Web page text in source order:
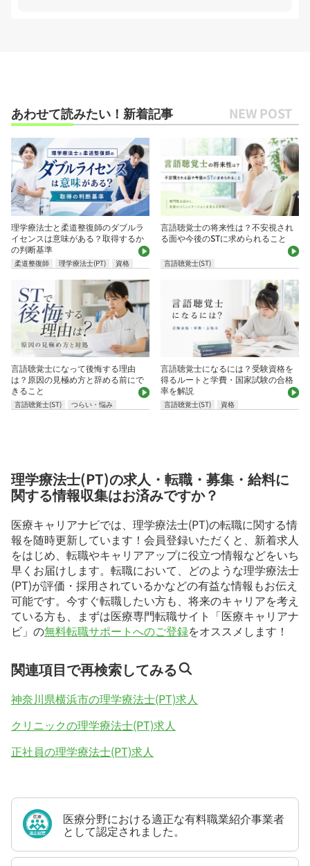
あわせて読みたい！新着記事
理学療法士と柔道整復師のダブルラ
イセンスは意味がある？取得するか
の判断基準
柔道整復師 理学療法士(PT) 資格
言語聴覚士の将来性は？不安視され
る面や今後のSTに求められること
言語聴覚士(ST)
言語聴覚士になって後悔する理由
は？原因の見極め方と辞める前にで
きること
言語聴覚士(ST) つらい・悩み
言語聴覚士になるには？受験資格を
得るルートと学費・国家試験の合格
率を解説
言語聴覚士(ST) 資格
理学療法士(PT)の求人・転職・募集・給料に
関する情報収集はお済みですか？
医療キャリアナビでは、理学療法士(PT)の転職に関する情
報を随時更新しています！会員登録いただくと、新着求人
をはじめ、転職やキャリアアップに役立つ情報などをいち
早くお届けします。転職において、どのような理学療法士
(PT)が評価・採用されているかなどの有益な情報もお伝え
可能です。今すぐ転職したい方も、将来のキャリアを考え
ている方も、まずは医療専門転職サイト「医療キャリアナ
ビ」の無料転職サポートへのご登録をオススメします！
関連項目で再検索してみる
神奈川県横浜市の理学療法士(PT)求人
クリニックの理学療法士(PT)求人
正社員の理学療法士(PT)求人
医療分野における適正な有料職業紹介事業者
として認定されました。